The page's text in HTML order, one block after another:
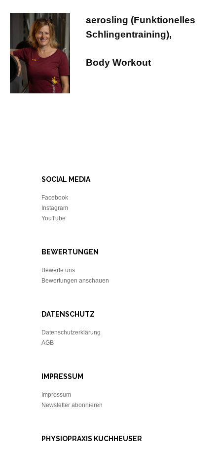
aerosling (Funktionelles
Schlingentraining),
Body Workout
SOCIAL MEDIA
Facebook
Instagram
YouTube
BEWERTUNGEN
Bewerte uns
Bewertungen anschauen
DATENSCHUTZ
Datenschutzerklärung
AGB
IMPRESSUM
Impressum
Newsletter abonnieren
PHYSIOPRAXIS KUCHHEUSER